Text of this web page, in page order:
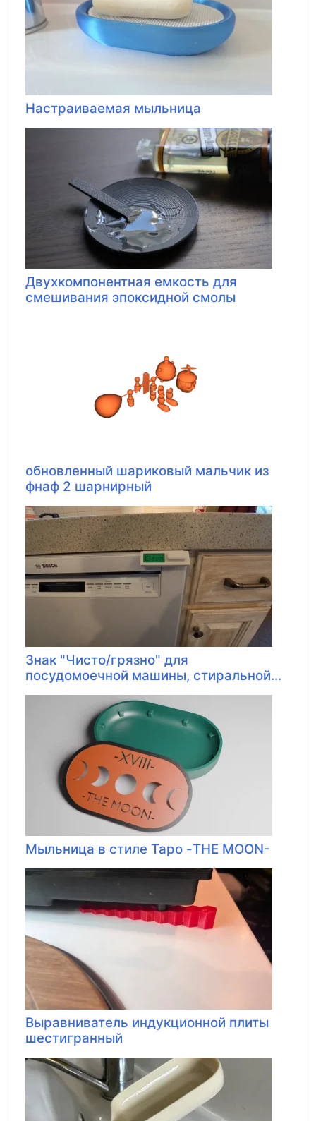
Настраиваемая мыльница
Двухкомпонентная емкость для
смешивания эпоксидной смолы
обновленный шариковый мальчик из
фнаф 2 шарнирный
Знак "Чисто/грязно" для
посудомоечной машины, стиральной...
Мыльница в стиле Таро -THE MOON-
Выравниватель индукционной плиты
шестигранный